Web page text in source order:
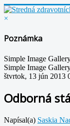
×
Poznámka
Simple Image
Simple Image
štvrtok, 13 jún 2013
Odborná
Napísal(a) Saskia